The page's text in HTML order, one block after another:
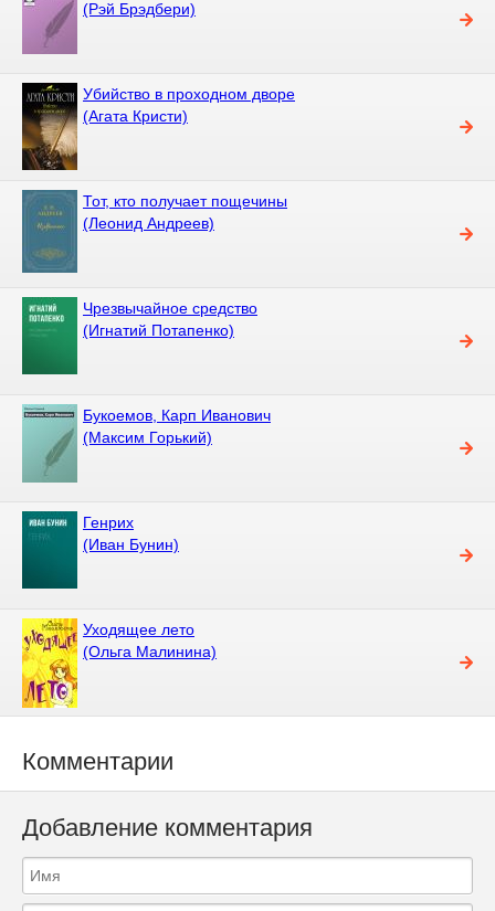
(Рэй Брэдбери)
Убийство в проходном дворе
(Агата Кристи)
Тот, кто получает пощечины
(Леонид Андреев)
Чрезвычайное средство
(Игнатий Потапенко)
Букоемов, Карп Иванович
(Максим Горький)
Генрих
(Иван Бунин)
Уходящее лето
(Ольга Малинина)
Комментарии
Добавление комментария